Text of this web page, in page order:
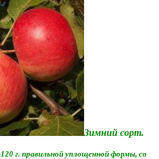
Зимний сорт.
г. правильной уплощенной формы, со